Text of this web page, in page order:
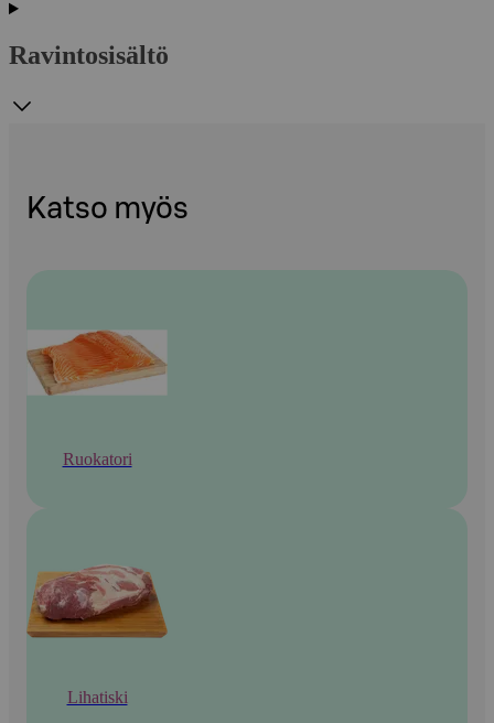
Ravintosisältö
Katso myös
Ruokatori
Lihatiski